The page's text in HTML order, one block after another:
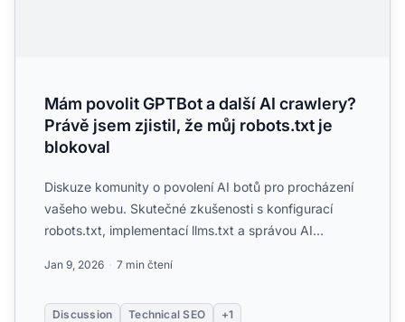
Mám povolit GPTBot a další AI crawlery?
Právě jsem zjistil, že můj robots.txt je
blokoval
Diskuze komunity o povolení AI botů pro procházení
vašeho webu. Skutečné zkušenosti s konfigurací
robots.txt, implementací llms.txt a správou AI
Jan 9, 2026 7 min čtení
Discussion Technical SEO +1